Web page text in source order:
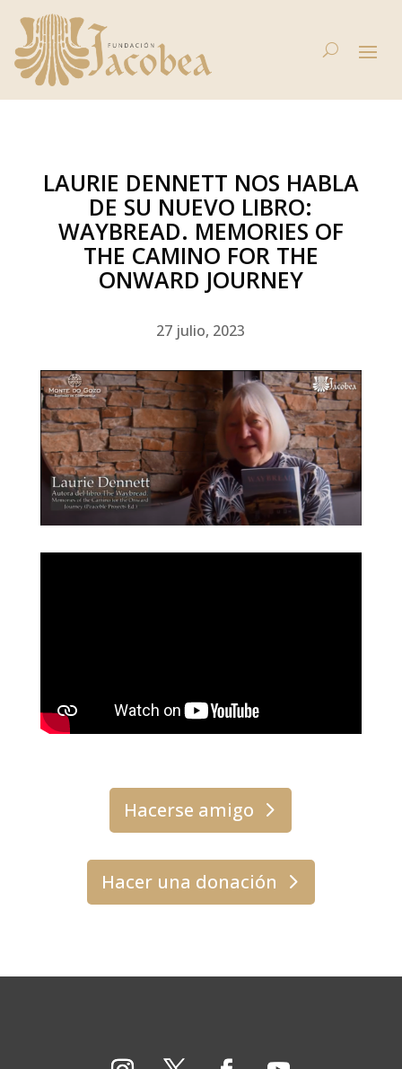
LAURIE DENNETT NOS HABLA
DE SU NUEVO LIBRO:
WAYBREAD. MEMORIES OF
THE CAMINO FOR THE
ONWARD JOURNEY
27 julio, 2023
Hacerse amigo
Hacer una donación